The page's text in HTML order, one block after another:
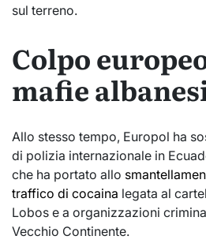
sul terreno.
Colpo
mafie
Allo stesso tempo, Europol ha
di polizia internazionale in
che ha portato allo
traffico di cocaina legata al
Lobos e a organizzazioni
Vecchio Continente.